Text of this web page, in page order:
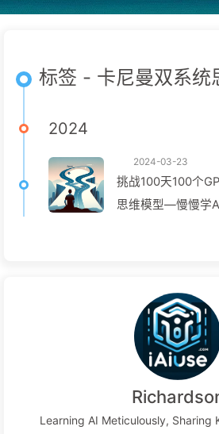
标签 - 卡尼曼双系统
2024
2024-03-23
挑战100天100个
思维模型—慢慢学
Learning AI Meticulously, Sharing